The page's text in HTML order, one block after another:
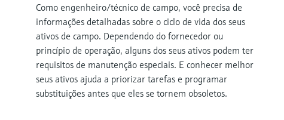
Como engenheiro/técnico de campo, você precisa de
informações detalhadas sobre o ciclo de vida dos seus
ativos de campo. Dependendo do fornecedor ou
princípio de operação, alguns dos seus ativos podem ter
requisitos de manutenção especiais. E conhecer melhor
seus ativos ajuda a priorizar tarefas e programar
substituições antes que eles se tornem obsoletos.